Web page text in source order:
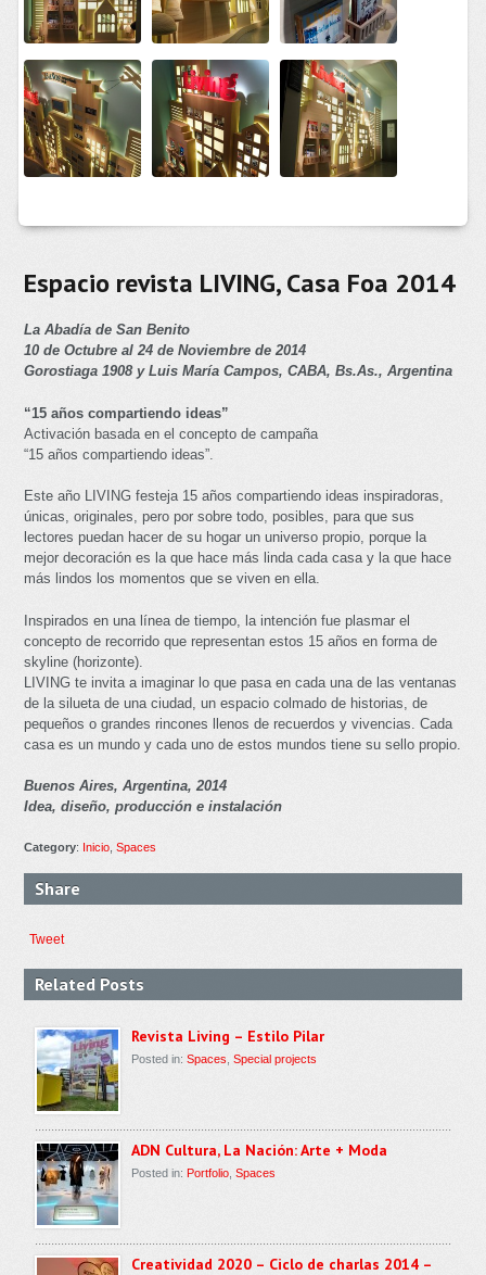
Espacio revista LIVING, Casa Foa 2014
La Abadía de San Benito
10 de Octubre al 24 de Noviembre de 2014
Gorostiaga 1908 y Luis María Campos, CABA, Bs.As., Argentina
“15 años compartiendo ideas”
Activación basada en el concepto de campaña
“15 años compartiendo ideas”.
Este año LIVING festeja 15 años compartiendo ideas inspiradoras,
únicas, originales, pero por sobre todo, posibles, para que sus
lectores puedan hacer de su hogar un universo propio, porque la
mejor decoración es la que hace más linda cada casa y la que hace
más lindos los momentos que se viven en ella.
Inspirados en una línea de tiempo, la intención fue plasmar el
concepto de recorrido que representan estos 15 años en forma de
skyline (horizonte).
LIVING te invita a imaginar lo que pasa en cada una de las ventanas
de la silueta de una ciudad, un espacio colmado de historias, de
pequeños o grandes rincones llenos de recuerdos y vivencias. Cada
casa es un mundo y cada uno de estos mundos tiene su sello propio.
Buenos Aires, Argentina, 2014
Idea, diseño, producción e instalación
Category: Inicio ,Spaces
Share
Tweet
Related Posts
Revista Living – Estilo Pilar
Posted in:Spaces ,Special projects
ADN Cultura, La Nación: Arte + Moda
Posted in: Portfolio ,Spaces
Creatividad 2020 – Ciclo de charlas 2014 –